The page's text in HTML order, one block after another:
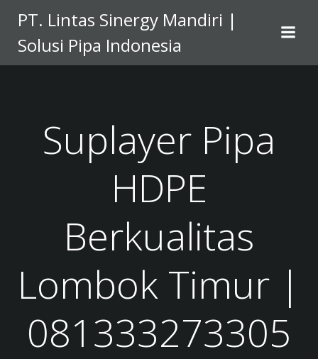
to
content
PT. Lintas Sinergy Mandiri |
Solusi Pipa Indonesia
Suplayer Pipa
HDPE
Berkualitas
Lombok Timur |
081333273305